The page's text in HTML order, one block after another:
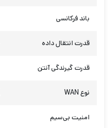
باند فرکانسی
قدرت انتقال داده
قدرت گیرندگی آنتن
نوع WAN
امنیت بی‌سیم